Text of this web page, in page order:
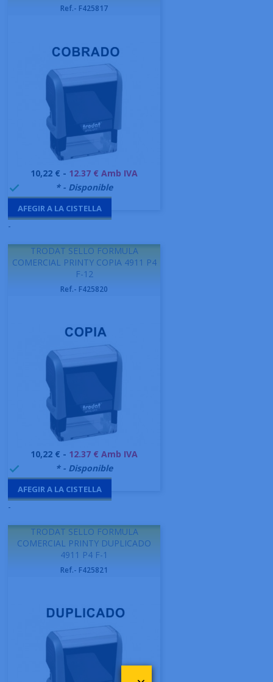
Ref.- F425817
Preu
10,22 € - 12.37 € Amb IVA
 * - Disponible
AFEGIR A LA CISTELLA
-
TRODAT SELLO FORMULA
COMERCIAL PRINTY COPIA 4911 P4
F-12
Ref.- F425820
Preu
10,22 € - 12.37 € Amb IVA
 * - Disponible
AFEGIR A LA CISTELLA
-
TRODAT SELLO FORMULA
COMERCIAL PRINTY DUPLICADO
4911 P4 F-1
Ref.- F425821